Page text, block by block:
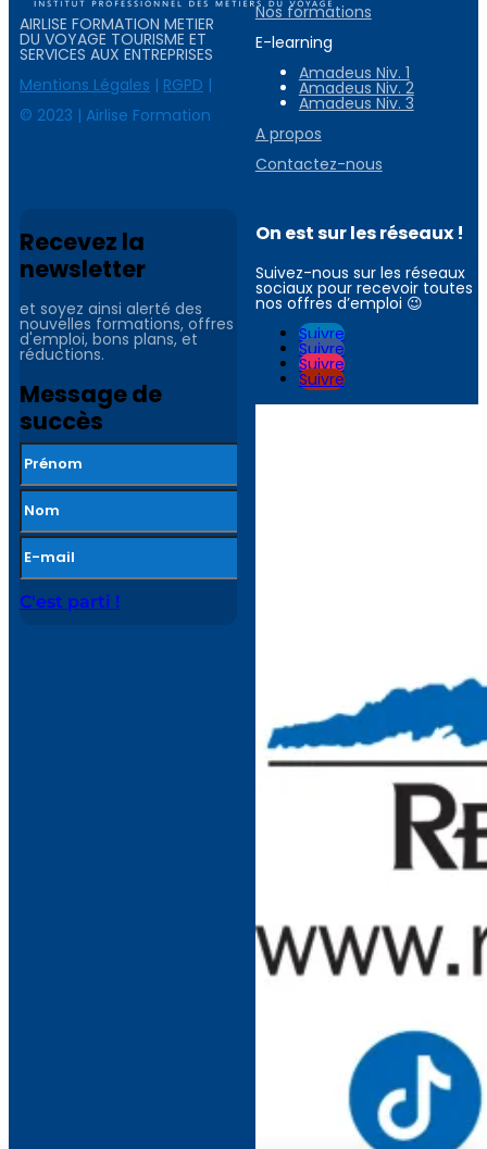
AIRLISE FORMATION METIER
DU VOYAGE TOURISME ET
SERVICES AUX ENTREPRISES
Mentions Légales | RGPD |
© 2023 | Airlise Formation
Nos formations
E-learning
Amadeus Niv. 1
Amadeus Niv. 2
Amadeus Niv. 3
A propos
Contactez-nous
Recevez la
newsletter
et soyez ainsi alerté des
nouvelles formations, offres
d'emploi, bons plans, et
réductions.
Message de
succès
C'est parti !
On est sur les réseaux !
Suivez-nous sur les réseaux
sociaux pour recevoir toutes
nos offres d’emploi 😉
Suivre
Suivre
Suivre
Suivre